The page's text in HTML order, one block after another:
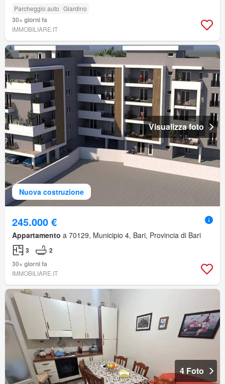
Parcheggio auto Giardino
30+ giorni fa
IMMOBILIARE.IT
Nuova costruzione
Visualizza foto
245.000 €
Appartamento a 70129, Municipio 4, Bari, Provincia di Bari
3
2
30+ giorni fa
IMMOBILIARE.IT
4 Foto